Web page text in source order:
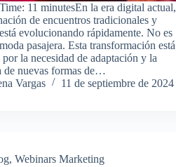
11 minutesEn la era digital actual,
de encuentros tradicionales y
evolucionando rápidamente. No es
pasajera. Esta transformación está
la necesidad de adaptación y la
de nuevas formas de…
Vargas
11 de septiembre de 2024
,Webinars Marketing